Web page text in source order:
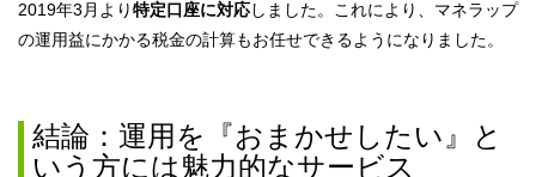
2019年3月より特定口座に対応しました。これにより、マネラップ
の運用益にかかる税金の計算もお任せできるようになりました。
結論：運用を『おまかせしたい』と
いう方には魅力的なサービス